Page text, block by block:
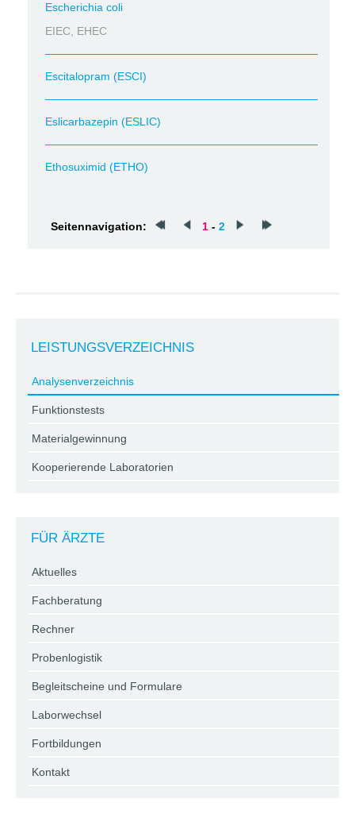
Escherichia coli
EIEC, EHEC
Escitalopram (ESCI)
Eslicarbazepin (ESLIC)
Ethosuximid (ETHO)
Seitennavigation: 1 - 2
LEISTUNGSVERZEICHNIS
Analysenverzeichnis
Funktionstests
Materialgewinnung
Kooperierende Laboratorien
FÜR ÄRZTE
Aktuelles
Fachberatung
Rechner
Probenlogistik
Begleitscheine und Formulare
Laborwechsel
Fortbildungen
Kontakt